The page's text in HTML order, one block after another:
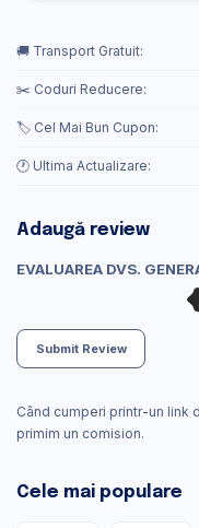
🚚 Transport Gratuit:
✂️ Coduri Reducere:
🏷️ Cel Mai Bun Cupon:
🕐 Ultima Actualizare:
Adaugă review
EVALUAREA DVS.
Submit Review
Când cumperi printr-un link
primim un comision.
Cele mai populare